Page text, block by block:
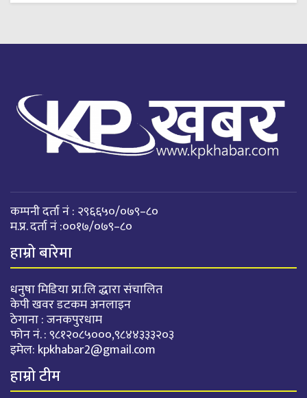
कम्पनी दर्ता नं : २९६६५०/०७९–८०
म.प्र. दर्ता नं :००१७/०७९–८०
हाम्रो बारेमा
धनुषा मिडिया प्रा.लि द्धारा संचालित
केपी खवर डटकम अनलाइन
ठेगाना : जनकपुरधाम
फोन नं. : ९८१२०८५०००,९८४४३३३२०३
इमेल: kpkhabar2@gmail.com
हाम्रो टीम